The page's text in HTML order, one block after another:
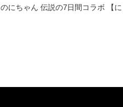
のにちゃん 伝説の7日間コラボ 【